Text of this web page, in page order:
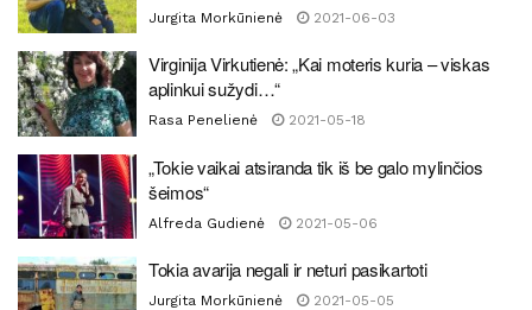
Jurgita Morkūnienė 2021-06-03
Virginija Virkutienė: „Kai moteris kuria – viskas
aplinkui sužydi…“
Rasa Penelienė 2021-05-18
„Tokie vaikai atsiranda tik iš be galo mylinčios
šeimos“
Alfreda Gudienė 2021-05-06
Tokia avarija negali ir neturi pasikartoti
Jurgita Morkūnienė 2021-05-05